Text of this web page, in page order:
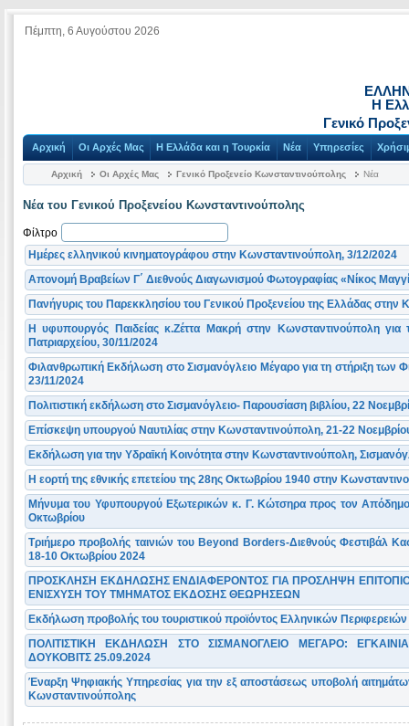
Πέμπτη, 6 Αυγούστου 2026
Η
Γενικό
Αρχική Οι Αρχές Μας Η Ελλάδα και η Τουρκία Νέα Υπηρεσίες
Αρχική Οι Αρχές Μας Γενικό Προξενείο Κωνσταντινούπολης Νέα
Νέα του Γενικού Προξενείου Κωνσταντινούπολης
Φίλτρο
Ημέρες ελληνικού κινηματογράφου στην Κωνσταντινούπολη, 3/12/2024
Απονομή Βραβείων Γ΄ Διεθνούς Διαγωνισμού Φωτογραφίας «Νίκος
Πανήγυρις του Παρεκκλησίου του Γενικού Προξενείου της Ελλάδας
Η υφυπουργός Παιδείας κ.Ζέττα Μακρή στην Κωνσταντινούπολη για
Πατριαρχείου, 30/11/2024
Φιλανθρωπική Εκδήλωση στο Σισμανόγλειο Μέγαρο για τη στήριξη των
23/11/2024
Πολιτιστική εκδήλωση στο Σισμανόγλειο- Παρουσίαση βιβλίου, 22
Επίσκεψη υπουργού Ναυτιλίας στην Κωνσταντινούπολη, 21-22
Εκδήλωση για την Υδραῑκή Κοινότητα στην Κωνσταντινούπολη,
Η εορτή της εθνικής επετείου της 28ης Οκτωβρίου 1940 στην
Μήνυμα του Υφυπουργού Εξωτερικών κ. Γ. Κώτσηρα προς τον Απόδημο
Οκτωβρίου
Τριήμερο προβολής ταινιών του Beyond Borders-Διεθνούς Φεστιβάλ
18-10 Οκτωβρίου 2024
ΠΡΟΣΚΛΗΣΗ ΕΚΔΗΛΩΣΗΣ ΕΝΔΙΑΦΕΡΟΝΤΟΣ ΓΙΑ ΠΡΟΣΛΗΨΗ
ΕΝΙΣΧΥΣΗ ΤΟΥ ΤΜΗΜΑΤΟΣ ΕΚΔΟΣΗΣ ΘΕΩΡΗΣΕΩΝ
Εκδήλωση προβολής του τουριστικού προϊόντος Ελληνικών
ΠΟΛΙΤΙΣΤΙΚΗ ΕΚΔΗΛΩΣΗ ΣΤΟ ΣΙΣΜΑΝΟΓΛΕΙΟ ΜΕΓΑΡΟ:
ΔΟΥΚΟΒΙΤΣ 25.09.2024
Έναρξη Ψηφιακής Υπηρεσίας για την εξ αποστάσεως υποβολή
Κωνσταντινούπολης